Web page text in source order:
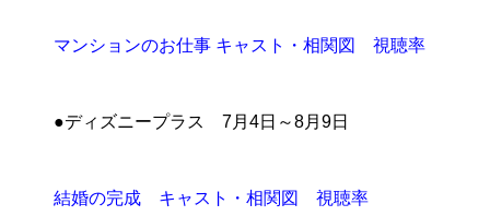
マンションのお仕事 キャスト・相関図 視聴率
●ディズニープラス 7月4日～8月9日
結婚の完成 キャスト・相関図 視聴率